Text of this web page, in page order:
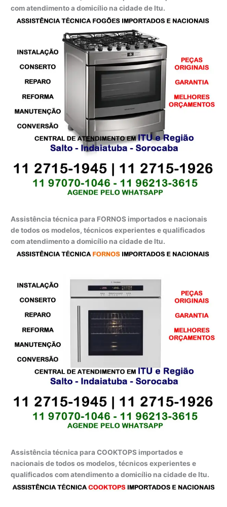
com atendimento a domicílio na cidade de Itu.
Assistência técnica para FORNOS importados e nacionais
de todos os modelos, técnicos experientes e qualificados
com atendimento a domicílio na cidade de Itu.
Assistência técnica para COOKTOPS importados e
nacionais de todos os modelos, técnicos experientes e
qualificados com atendimento a domicílio na cidade de Itu.